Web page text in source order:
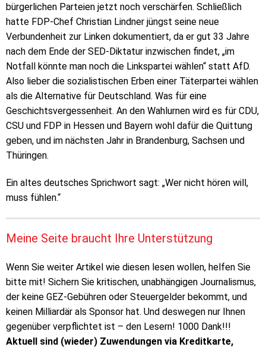
bürgerlichen Parteien jetzt noch verschärfen. Schließlich
hatte FDP-Chef Christian Lindner jüngst seine neue
Verbundenheit zur Linken dokumentiert, da er gut 33 Jahre
nach dem Ende der SED-Diktatur inzwischen findet, „im
Notfall könnte man noch die Linkspartei wählen“ statt AfD.
Also lieber die sozialistischen Erben einer Täterpartei wählen
als die Alternative für Deutschland. Was für eine
Geschichtsvergessenheit. An den Wahlurnen wird es für CDU,
CSU und FDP in Hessen und Bayern wohl dafür die Quittung
geben, und im nächsten Jahr in Brandenburg, Sachsen und
Thüringen.
Ein altes deutsches Sprichwort sagt: „Wer nicht hören will,
muss fühlen.“
Meine Seite braucht Ihre Unterstützung
Wenn Sie weiter Artikel wie diesen lesen wollen, helfen Sie
bitte mit! Sichern Sie kritischen, unabhängigen Journalismus,
der keine GEZ-Gebühren oder Steuergelder bekommt, und
keinen Milliardär als Sponsor hat. Und deswegen nur Ihnen
gegenüber verpflichtet ist – den Lesern! 1000 Dank!!!
Aktuell sind (wieder) Zuwendungen via Kreditkarte,